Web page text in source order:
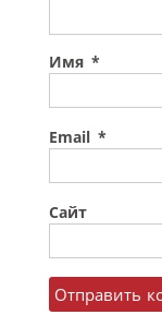
Имя *
Email *
Сайт